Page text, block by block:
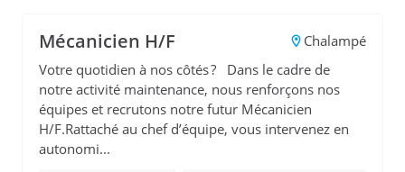
Mécanicien H/F
Chalampé
Votre quotidien à nos côtés ? Dans le cadre de
notre activité maintenance, nous renforçons nos
équipes et recrutons notre futur Mécanicien
H/F.Rattaché au chef d’équipe, vous intervenez en
autonomi...